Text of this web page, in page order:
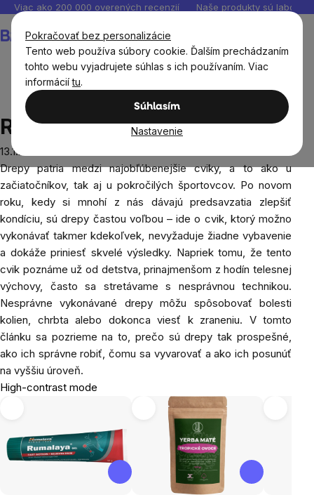
Pokračovať bez personalizácie
Tento web používa súbory cookie. Ďalším prechádzaním
tohto webu vyjadrujete súhlas s ich používaním. Viac
informáciítu.
Súhlasím
Nastavenie
Prejsť
obsah
Viac ako 200 000 overených recenzií Naše produkty sú
košík
Robíte drepy správne?
Robíte drepy správne?
13.1.2025
Drepy patria medzi najobľúbenejšie cviky, a to ako u
začiatočníkov, tak aj u pokročilých športovcov. Po novom
roku, kedy si mnohí z nás dávajú predsavzatia zlepšiť
kondíciu, sú drepy častou voľbou – ide o cvik, ktorý možno
vykonávať takmer kdekoľvek, nevyžaduje žiadne vybavenie
a dokáže priniesť skvelé výsledky. Napriek tomu, že tento
cvik poznáme už od detstva, prinajmenšom z hodín telesnej
výchovy, často sa stretávame s nesprávnou technikou.
Nesprávne vykonávané drepy môžu spôsobovať bolesti
kolien, chrbta alebo dokonca viesť k zraneniu. V tomto
článku sa pozrieme na to, prečo sú drepy tak prospešné,
ako ich správne robiť, čomu sa vyvarovať a ako ich posunúť
na vyššiu úroveň.
High-contrast mode